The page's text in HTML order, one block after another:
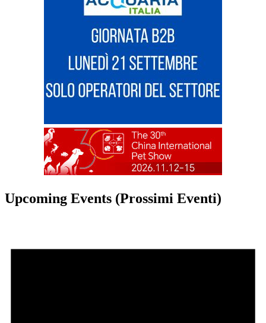
Upcoming Events (Prossimi Eventi)